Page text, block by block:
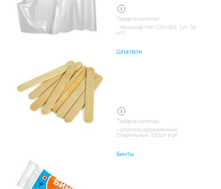
Товар в наличии:
пеньюар п/эт 100х160, (уп. 50
шт)
Шпателя
Товар в наличии:
шпатель деревянный
стерильный. 100шт в уп
Бинты